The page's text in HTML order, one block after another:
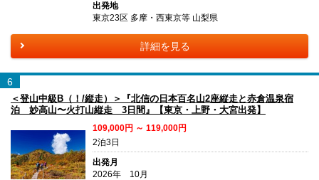
出発地
東京23区 多摩・西東京等 山梨県
詳細を見る
6
＜登山中級B（！/縦走）＞『北信の日本百名山2座縦走と赤倉温泉宿
泊 妙高山〜火打山縦走 3日間』【東京・上野・大宮出発】
109,000円 ～ 119,000円
2泊3日
出発月
2026年 10月